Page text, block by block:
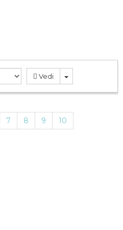
Vedi
7 8 9
10